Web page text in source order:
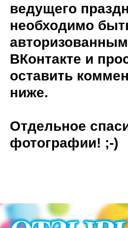
ведущего
необходимо
ВКонтакте и
оставить
ниже.
Отдельное
фотографии! ;-)